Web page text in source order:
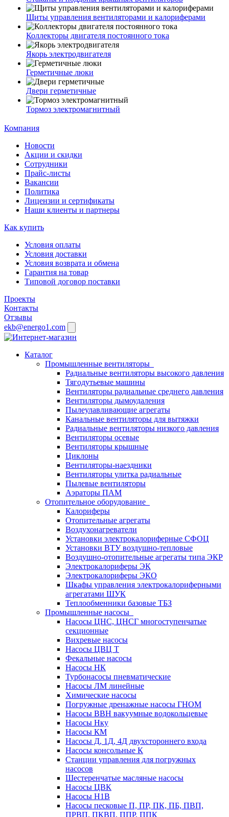
Щиты управления вентиляторами и калориферами
Коллекторы двигателя постоянного тока
Якорь электродвигателя
Герметичные люки
Двери герметичные
Тормоз электромагнитный
Компания
Новости
Акции и скидки
Сотрудники
Прайс-листы
Вакансии
Политика
Лицензии и сертификаты
Наши клиенты и партнеры
Как купить
Условия оплаты
Условия доставки
Условия возврата и обмена
Гарантия на товар
Типовой договор поставки
Проекты
Контакты
Отзывы
ekb@energo1.com
Каталог
Промышленные вентиляторы
Радиальные вентиляторы высокого давления
Тягодутьевые машины
Вентиляторы радиальные среднего давления
Вентиляторы дымоудаления
Пылеулавливающие агрегаты
Канальные вентиляторы для вытяжки
Радиальные вентиляторы низкого давления
Вентиляторы осевые
Вентиляторы крышные
Циклоны
Вентиляторы-наездники
Вентиляторы улитка радиальные
Пылевые вентиляторы
Аэраторы ПАМ
Отопительное оборудование
Калориферы
Отопительные агрегаты
Воздухонагреватели
Установки электрокалориферные СФОЦ
Установки ВТУ воздушно-тепловые
Воздушно-отопительные агрегаты типа ЭКР
Электрокалориферы ЭК
Электрокалориферы ЭКО
Шкафы управления электрокалориферными
агрегатами ШУК
Теплообменники базовые ТБЗ
Промышленные насосы
Насосы ЦНС, ЦНСГ многоступенчатые
секционные
Вихревые насосы
Насосы ЦВЦ Т
Фекальные насосы
Насосы НК
Турбонасосы пневматические
Насосы ЛМ линейные
Химические насосы
Погружные дренажные насосы ГНОМ
Насосы ВВН вакуумные водокольцевые
Насосы Нку
Насосы КМ
Насосы Д, 1Д, 4Д двухстороннего входа
Насосы консольные К
Станции управления для погружных
насосов
Шестеренчатые масляные насосы
Насосы ЦВК
Насосы Н1В
Насосы песковые П, ПР, ПК, ПБ, ПВП,
ПРВП, ПКВП, ППР, ППК